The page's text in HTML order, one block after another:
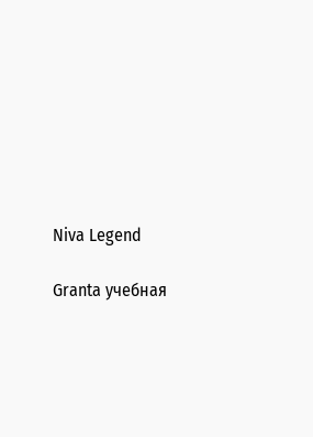
Niva Legend
Granta учебная